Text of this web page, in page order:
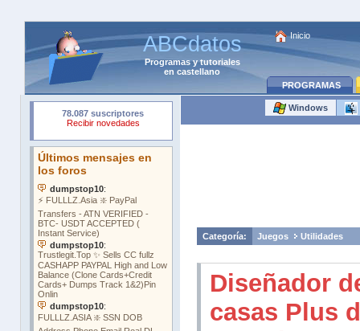
ABCdatos
Programasytutoriales
en castellano
Inicio
PROGRAMAS
Windows
Categoría: Juegos Utilidades
Diseñador
casas Plus